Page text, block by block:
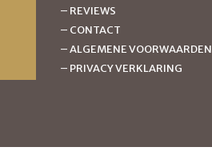
– REVIEWS
– CONTACT
–ALGEMENE VOORWAARDEN
– PRIVACY VERKLARING